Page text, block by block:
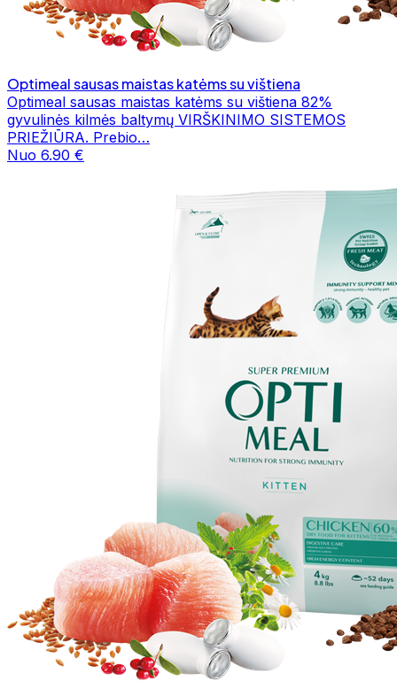
Optimeal sausas maistas katėms su vištiena
Optimeal sausas maistas katėms su vištiena 82%
gyvulinės kilmės baltymų VIRŠKINIMO SISTEMOS
PRIEŽIŪRA. Prebio…
Nuo 6.90 €